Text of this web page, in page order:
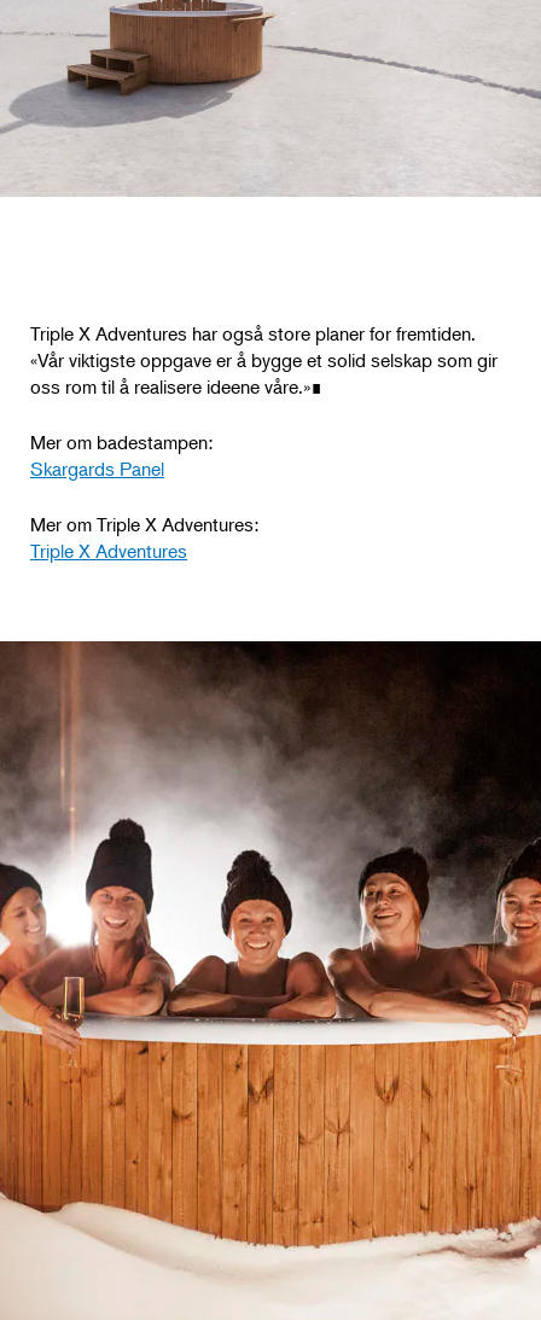
Triple X Adventures har også store planer for fremtiden.
«Vår viktigste oppgave er å bygge et solid selskap som gir
oss rom til å realisere ideene våre.»∎
Mer om badestampen:
Skargards Panel
Mer om Triple X Adventures:
​​​​​​​Triple X Adventures